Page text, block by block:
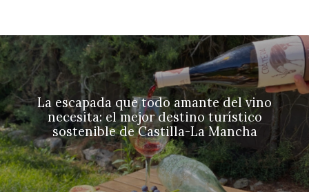
La escapada que todo amante del vino
necesita: el mejor destino turístico
sostenible de Castilla-La Mancha